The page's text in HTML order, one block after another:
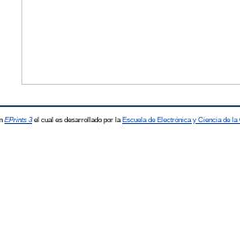
EPrints 3el cual es desarrollado por la Escuela de Electrónica y Ciencia de la